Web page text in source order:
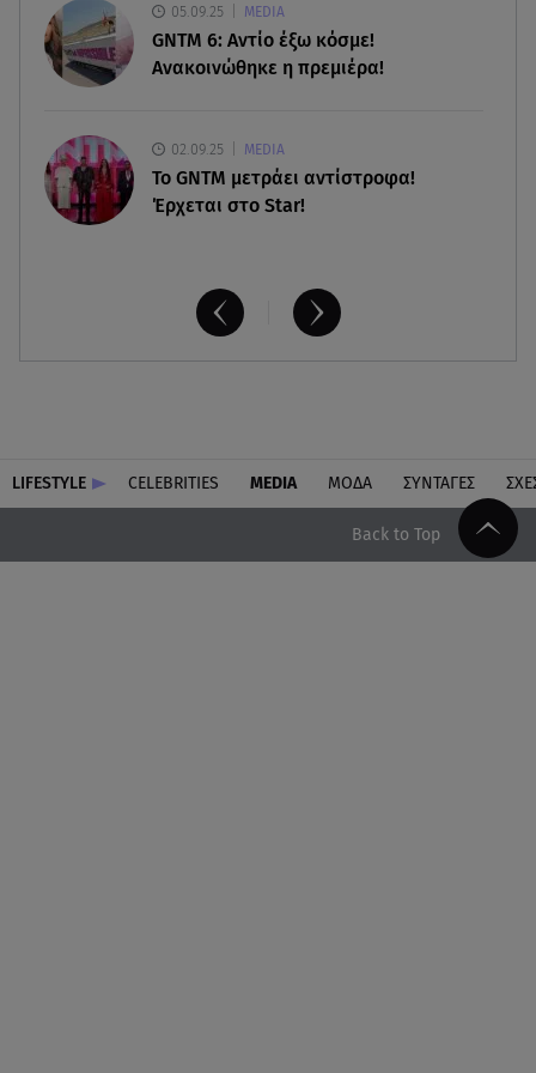
Πόσο καιρό παίρνει σε ένα δάσος να πρασινίσει
ξανά μετά από πυρκαγιά
05.09.25 MEDIA
GNTM 6: Αντίο έξω κόσμε!
Ανακοινώθηκε η πρεμιέρα!
02.09.25 MEDIA
Το GNTM μετράει αντίστροφα!
Έρχεται στο Star!
LIFESTYLE CELEBRITIES MEDIA ΜΟΔΑ ΣΥΝΤΑΓΕΣ
Back to Top